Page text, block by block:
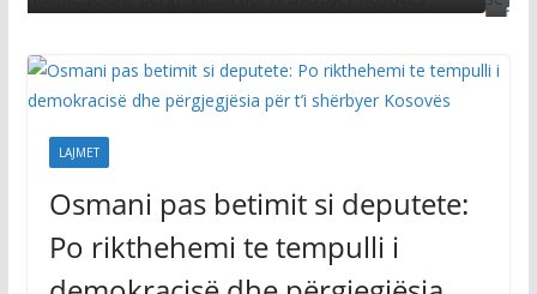
August 6, 2026 Vendi Sot
Osmani pas betimit si deputete:
Po rikthehemi te tempulli i